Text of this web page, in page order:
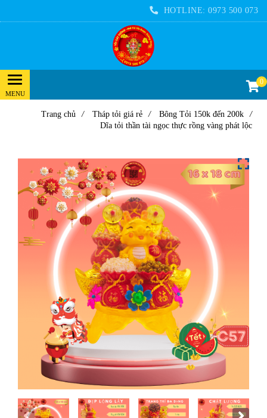
HOTLINE: 0973 500 073
0
Trang chủ / Tháp tỏi giá rẻ / Bông Tỏi 150k đến 200k
/
Dĩa tỏi thần tài ngọc thực rồng vàng phát lộc